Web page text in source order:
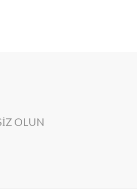
OLUN